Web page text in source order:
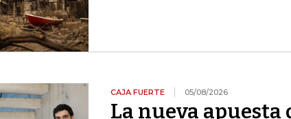
CAJA FUERTE 05/08/2026
La nueva apuesta